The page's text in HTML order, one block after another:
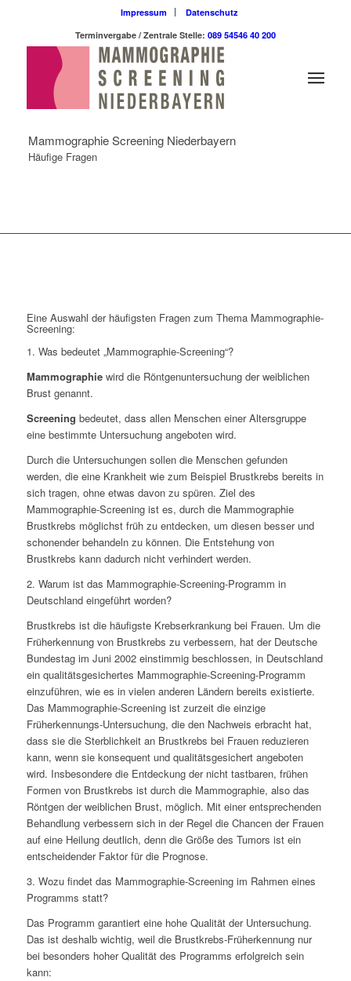
Impressum
Datenschutz
Terminvergabe / Zentrale Stelle: 089 54546 40 200
Mammographie Screening Niederbayern
Häufige Fragen
Eine Auswahl der häufigsten Fragen zum Thema Mammographie-
Screening:
1. Was bedeutet „Mammographie-Screening“?
Mammographiewird die Röntgenuntersuchung der weiblichen
Brust genannt.
Screening bedeutet, dass allen Menschen einer Altersgruppe
eine bestimmte Untersuchung angeboten wird.
Durch die Untersuchungen sollen die Menschen gefunden
werden, die eine Krankheit wie zum Beispiel Brustkrebs bereits in
sich tragen, ohne etwas davon zu spüren. Ziel des
Mammographie-Screening ist es, durch die Mammographie
Brustkrebs möglichst früh zu entdecken, um diesen besser und
schonender behandeln zu können. Die Entstehung von
Brustkrebs kann dadurch nicht verhindert werden.
2. Warum ist das Mammographie-Screening-Programm in
Deutschland eingeführt worden?
Brustkrebs ist die häufigste Krebserkrankung bei Frauen. Um die
Früherkennung von Brustkrebs zu verbessern, hat der Deutsche
Bundestag im Juni 2002 einstimmig beschlossen, in Deutschland
ein qualitätsgesichertes Mammographie-Screening-Programm
einzuführen, wie es in vielen anderen Ländern bereits existierte.
Das Mammographie-Screening ist zurzeit die einzige
Früherkennungs-Untersuchung, die den Nachweis erbracht hat,
dass sie die Sterblichkeit an Brustkrebs bei Frauen reduzieren
kann, wenn sie konsequent und qualitätsgesichert angeboten
wird. Insbesondere die Entdeckung der nicht tastbaren, frühen
Formen von Brustkrebs ist durch die Mammographie, also das
Röntgen der weiblichen Brust, möglich. Mit einer entsprechenden
Behandlung verbessern sich in der Regel die Chancen der Frauen
auf eine Heilung deutlich, denn die Größe des Tumors ist ein
entscheidender Faktor für die Prognose.
3. Wozu findet das Mammographie-Screening im Rahmen eines
Programms statt?
Das Programm garantiert eine hohe Qualität der Untersuchung.
Das ist deshalb wichtig, weil die Brustkrebs-Früherkennung nur
bei besonders hoher Qualität des Programms erfolgreich sein
kann: